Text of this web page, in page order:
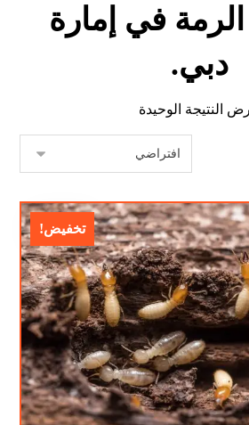
في إمارة
دبي.
النتيجة الوحيدة
تخفيض!